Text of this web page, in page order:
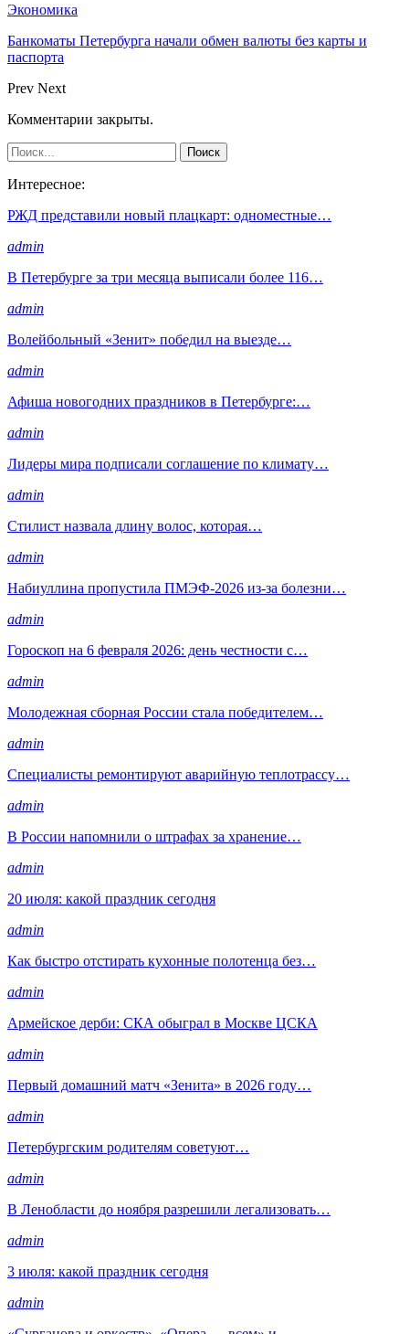
Экономика
Банкоматы Петербурга начали обмен валюты без карты и
паспорта
Prev Next
Комментарии закрыты.
Интересное:
РЖД представили новый плацкарт: одноместные…
admin
В Петербурге за три месяца выписали более 116…
admin
Волейбольный «Зенит» победил на выезде…
admin
Афиша новогодних праздников в Петербурге:…
admin
Лидеры мира подписали соглашение по климату…
admin
Стилист назвала длину волос, которая…
admin
Набиуллина пропустила ПМЭФ-2026 из-за болезни…
admin
Гороскоп на 6 февраля 2026: день честности с…
admin
Молодежная сборная России стала победителем…
admin
Специалисты ремонтируют аварийную теплотрассу…
admin
В России напомнили о штрафах за хранение…
admin
20 июля: какой праздник сегодня
admin
Как быстро отстирать кухонные полотенца без…
admin
Армейское дерби: СКА обыграл в Москве ЦСКА
admin
Первый домашний матч «Зенита» в 2026 году…
admin
Петербургским родителям советуют…
admin
В Ленобласти до ноября разрешили легализовать…
admin
3 июля: какой праздник сегодня
admin